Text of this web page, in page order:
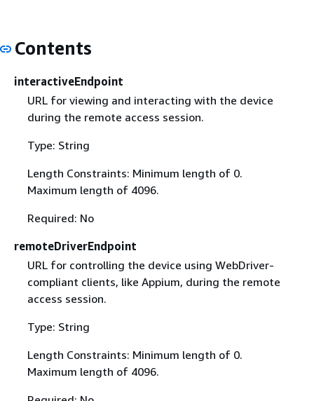
Contents
interactiveEndpoint
URL for viewing and interacting with the device
during the remote access session.
Type: String
Length Constraints: Minimum length of 0.
Maximum length of 4096.
Required: No
remoteDriverEndpoint
URL for controlling the device using WebDriver-
compliant clients, like Appium, during the remote
access session.
Type: String
Length Constraints: Minimum length of 0.
Maximum length of 4096.